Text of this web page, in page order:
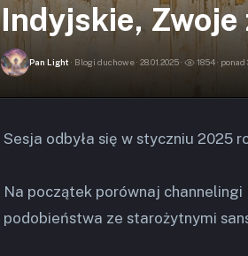
Indyjskie, Zwoje
Pan Light· Blogi duchowe · 28.01.2025 · 1854 ·
Sesja odbyła się w styczniu 2025
Na początek porównaj
podobieństwa ze starożytnymi